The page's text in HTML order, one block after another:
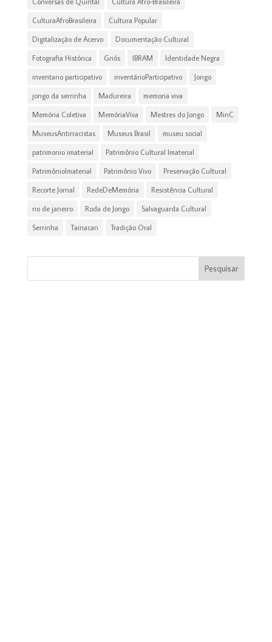
CulturaAfroBrasileira Cultura Popular
Digitalização de Acervo Documentação Cultural
Fotografia Histórica Griôs IBRAM Identidade Negra
inventario participativo inventárioParticipativo Jongo
jongo da serrinha Madureira memoria viva
Memória Coletiva MemóriaViva Mestres do Jongo MinC
MuseusAntirracistas Museus Brasil museu social
patrimonio imaterial Patrimônio Cultural Imaterial
PatrimônioImaterial Patrimônio Vivo Preservação Cultural
Recorte Jornal RedeDeMemória Resistência Cultural
rio de janeiro Roda de Jongo Salvaguarda Cultural
Serrinha Tainacan Tradição Oral
Pesquisar